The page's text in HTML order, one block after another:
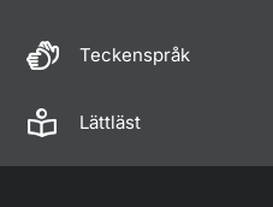
Teckenspråk
Lättläst